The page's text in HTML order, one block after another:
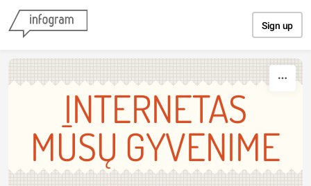
Sign up
INTERNETAS
MŪSŲ GYVENIME